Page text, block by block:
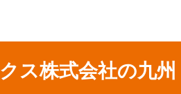
ス株式会社の九